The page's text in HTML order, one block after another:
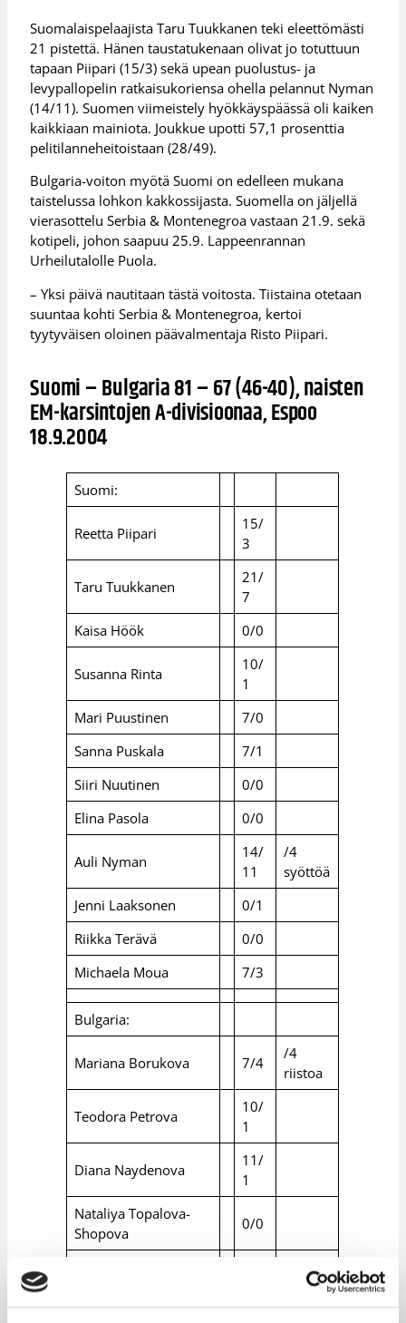
Suomalaispelaajista Taru Tuukkanen teki eleettömästi
21 pistettä. Hänen taustatukenaan olivat jo totuttuun
tapaan Piipari (15/3) sekä upean puolustus- ja
levypallopelin ratkaisukoriensa ohella pelannut Nyman
(14/11). Suomen viimeistely hyökkäyspäässä oli kaiken
kaikkiaan mainiota. Joukkue upotti 57,1 prosenttia
pelitilanneheitoistaan (28/49).
Bulgaria-voiton myötä Suomi on edelleen mukana
taistelussa lohkon kakkossijasta. Suomella on jäljellä
vierasottelu Serbia & Montenegroa vastaan 21.9. sekä
kotipeli, johon saapuu 25.9. Lappeenrannan
Urheilutalolle Puola.
– Yksi päivä nautitaan tästä voitosta. Tiistaina otetaan
suuntaa kohti Serbia & Montenegroa, kertoi
tyytyväisen oloinen päävalmentaja Risto Piipari.
Suomi – Bulgaria 81 – 67 (46-40), naisten
EM-karsintojen A-divisioonaa, Espoo
18.9.2004
Suomi:
Reetta Piipari
15/
3
Taru Tuukkanen
21/
7
Kaisa Höök
0/0
Susanna Rinta
10/
1
Mari Puustinen
7/0
Sanna Puskala
7/1
Siiri Nuutinen
0/0
Elina Pasola
0/0
Auli Nyman
14/
11
/4
syöttöä
Jenni Laaksonen
0/1
Riikka Terävä
0/0
Michaela Moua
7/3
Bulgaria:
Mariana Borukova 7/4
/4
riistoa
Teodora Petrova
10/
1
Diana Naydenova
11/
1
Nataliya Topalova-
Shopova
0/0